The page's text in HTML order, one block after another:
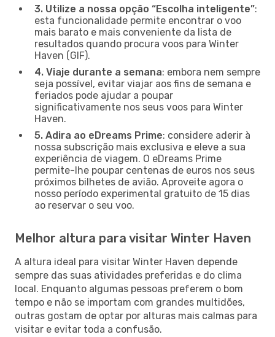
3. Utilize a nossa opção “Escolha inteligente”:
esta funcionalidade permite encontrar o voo
mais barato e mais conveniente da lista de
resultados quando procura voos para Winter
Haven (GIF).
4. Viaje durante a semana: embora nem sempre
seja possível, evitar viajar aos fins de semana e
feriados pode ajudar a poupar
significativamente nos seus voos para Winter
Haven.
5. Adira ao eDreams Prime: considere aderir à
nossa subscrição mais exclusiva e eleve a sua
experiência de viagem. O eDreams Prime
permite-lhe poupar centenas de euros nos seus
próximos bilhetes de avião. Aproveite agora o
nosso período experimental gratuito de 15 dias
ao reservar o seu voo.
Melhor altura para visitar Winter Haven
A altura ideal para visitar Winter Haven depende
sempre das suas atividades preferidas e do clima
local. Enquanto algumas pessoas preferem o bom
tempo e não se importam com grandes multidões,
outras gostam de optar por alturas mais calmas para
visitar e evitar toda a confusão.